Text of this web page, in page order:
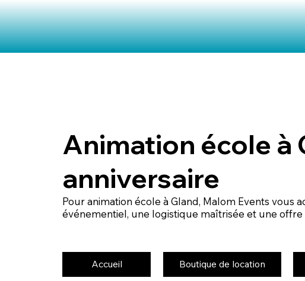
Animation école à
anniversaire
Pour animation école à Gland, Malom Events vous
événementiel, une logistique maîtrisée et une offre
Accueil Boutique de location